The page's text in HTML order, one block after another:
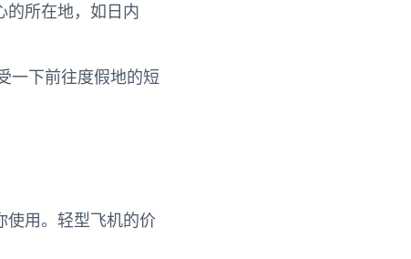
的所在地，如日内
一下前往度假地的短
使用。轻型飞机的价